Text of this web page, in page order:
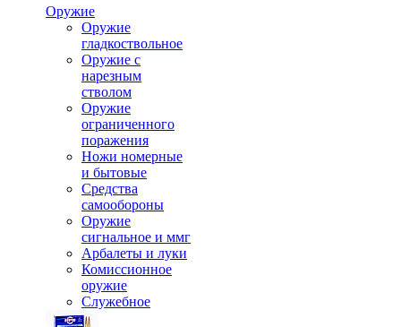
Оружие
Оружие
гладкоствольное
Оружие с
нарезным
стволом
Оружие
ограниченного
поражения
Ножи номерные
и бытовые
Средства
самообороны
Оружие
сигнальное и ммг
Арбалеты и луки
Комиссионное
оружие
Служебное